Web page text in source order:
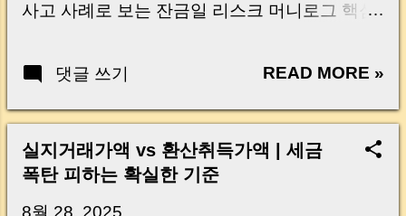
사고 사례로 보는 잔금일 리스크 머니로그 핵심
Your Account Is It Safe If the Seller Has a
Real Risks and Mistakes to Avoid MoneyLog
Key Takeaway 혹시 이런 생각 해보신 적 있으
신가요? “잔금일… 그냥 돈 보내고 끝나는 거 아
닌가요?” 하지만 현장에서 보면 전혀 그렇지 않
습니다. 잔금일은 ‘서류 몇 장 처리하는 날’이 아
댓글 쓰기 READ MORE »
실지거래가액 vs 환산취득가액 | 세금
폭탄 피하는 확실한 기준
8월 28, 2025